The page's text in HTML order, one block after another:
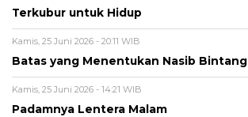
Terkubur untuk Hidup
Kamis, 25 Juni 2026 - 20:11 WIB
Batas yang Menentukan Nasib Bintang
Kamis, 25 Juni 2026 - 14:21 WIB
Padamnya Lentera Malam